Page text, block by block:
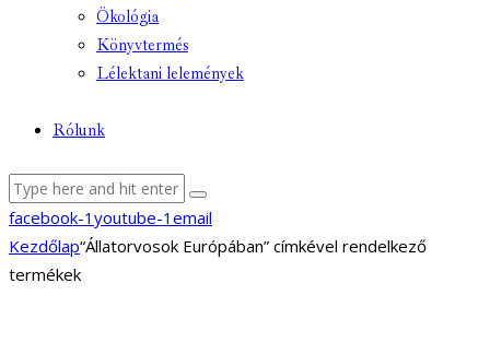
Ökológia
Könyvtermés
Lélektani lelemények
Rólunk
facebook-1 youtube-1 email
Kezdőlap“Állatorvosok Európában” címkével rendelkező
termékek